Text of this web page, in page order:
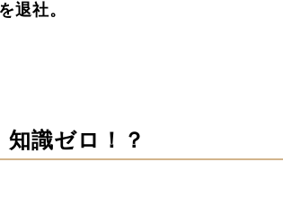
退社。
識ゼロ！？